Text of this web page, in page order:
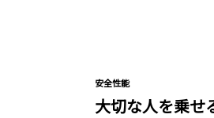
安全性能
大切な人を乗せ